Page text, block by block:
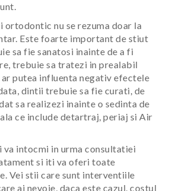
nu se rezuma doar la
Este foarte important de stiut
sa fie sanatosi inainte de a fi
trebuie sa tratezi in prealabil
putea influenta negativ efectele
dintii trebuie sa fie curati, de
sa realizezi inainte o sedinta de
ce include detartraj, periaj si Air
intocmi in urma consultatiei
si iti va oferi toate
Vei stii care sunt interventiile
ai nevoie, daca este cazul, costul